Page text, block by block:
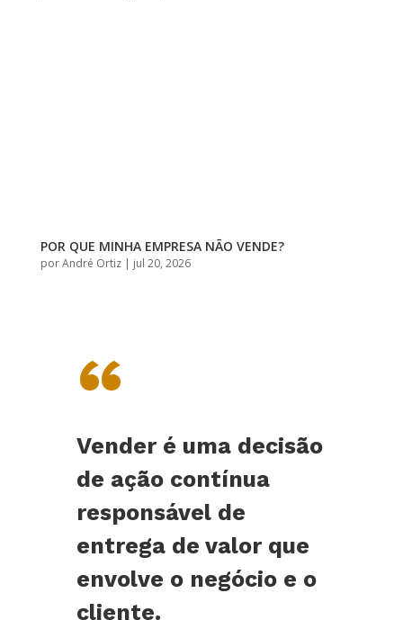
POR QUE MINHA EMPRESA NÃO VENDE?
porAndré Ortiz| jul 20, 2026
“
Vender é uma decisão
de ação contínua
responsável de
entrega de valor que
envolve o negócio e o
cliente.